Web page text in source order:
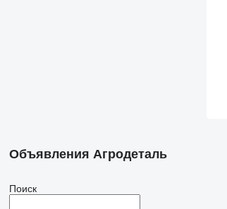
Объявления Агродеталь
Поиск